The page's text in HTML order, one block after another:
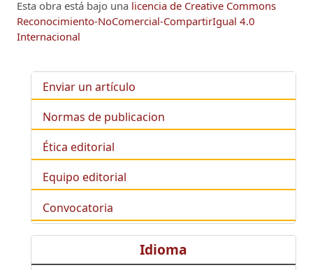
Esta obra está bajo una licencia de Creative Commons
Reconocimiento-NoComercial-CompartirIgual 4.0
Internacional
Enviar un artículo
Normas de publicacion
Ética editorial
Equipo editorial
Convocatoria
Idioma